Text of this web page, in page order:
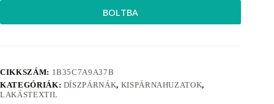
BOLTBA
CIKKSZÁM: 1B35C7A9A37B
KATEGÓRIÁK: DÍSZPÁRNÁK, KISPÁRNAHUZATOK,
LAKÁSTEXTIL